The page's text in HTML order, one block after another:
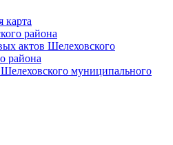
карта
района
актов Шелеховского
района
муниципального